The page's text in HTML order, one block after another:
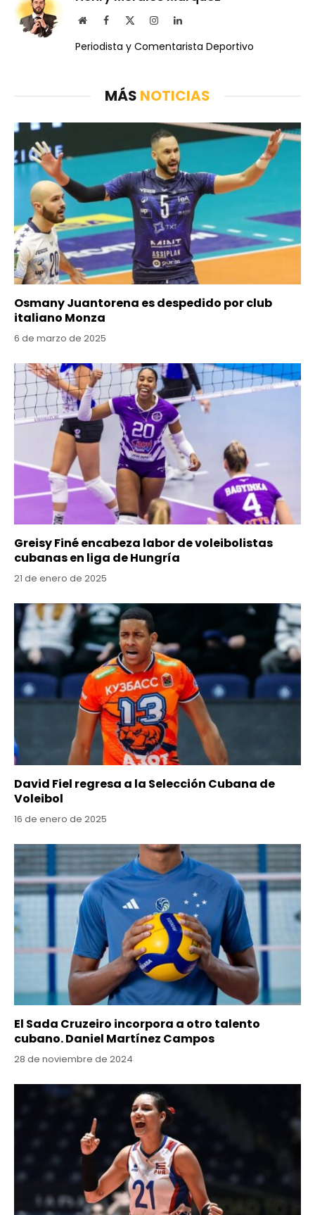
WebsiteFacebook InstagramLinkedIn
Periodista y Comentarista Deportivo
MÁS NOTICIAS
Osmany Juantorena es despedido por club
italiano Monza
6 de marzo de 2025
Greisy Finé encabeza labor de voleibolistas
cubanas en liga de Hungría
21 de enero de 2025
David Fiel regresa a la Selección Cubana de
Voleibol
16 de enero de 2025
El Sada Cruzeiro incorpora a otro talento
cubano. Daniel Martínez Campos
28 de noviembre de 2024